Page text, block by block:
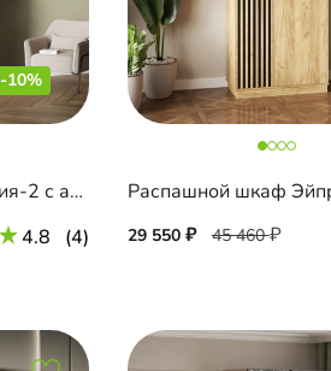
-10%
Распашной шкаф Элавия-2 с антресолью
4.8 (4)
Распашной шкаф
29 550 45 460